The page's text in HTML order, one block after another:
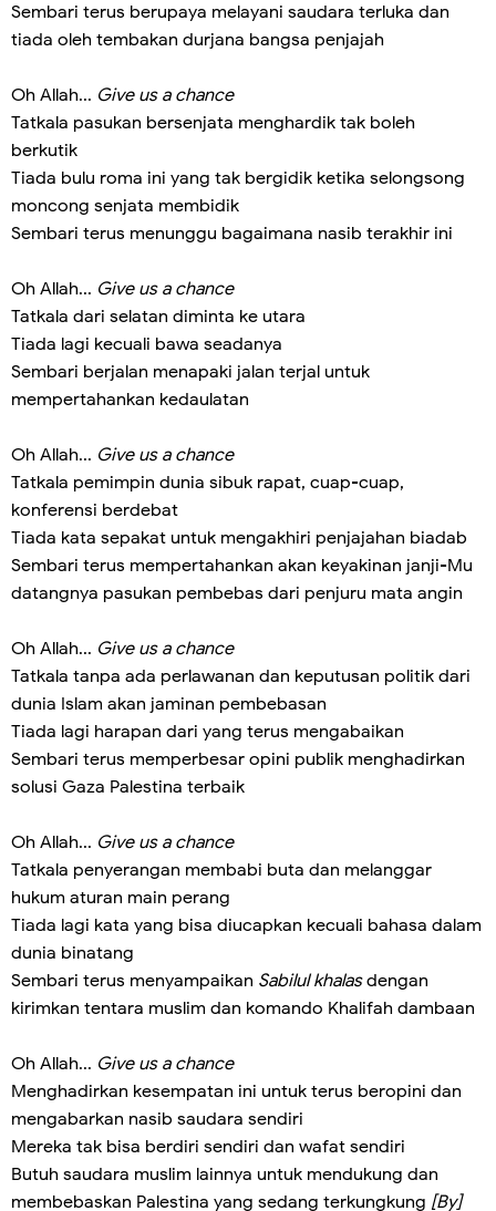
Sembari terus berupaya melayani saudara terluka dan
tiada oleh tembakan durjana bangsa penjajah
Oh Allah... Give us a chance
Tatkala pasukan bersenjata menghardik tak boleh
berkutik
Tiada bulu roma ini yang tak bergidik ketika selongsong
moncong senjata membidik
Sembari terus menunggu bagaimana nasib terakhir ini
Oh Allah... Give us a chance
Tatkala dari selatan diminta ke utara
Tiada lagi kecuali bawa seadanya
Sembari berjalan menapaki jalan terjal untuk
mempertahankan kedaulatan
Oh Allah... Give us a chance
Tatkala pemimpin dunia sibuk rapat, cuap-cuap,
konferensi berdebat
Tiada kata sepakat untuk mengakhiri penjajahan biadab
Sembari terus mempertahankan akan keyakinan janji-Mu
datangnya pasukan pembebas dari penjuru mata angin
Oh Allah... Give us a chance
Tatkala tanpa ada perlawanan dan keputusan politik dari
dunia Islam akan jaminan pembebasan
Tiada lagi harapan dari yang terus mengabaikan
Sembari terus memperbesar opini publik menghadirkan
solusi Gaza Palestina terbaik
Oh Allah... Give us a chance
Tatkala penyerangan membabi buta dan melanggar
hukum aturan main perang
Tiada lagi kata yang bisa diucapkan kecuali bahasa dalam
dunia binatang
Sembari terus menyampaikan Sabilul khalasdengan
kirimkan tentara muslim dan komando Khalifah dambaan
Oh Allah... Give us a chance
Menghadirkan kesempatan ini untuk terus beropini dan
mengabarkan nasib saudara sendiri
Mereka tak bisa berdiri sendiri dan wafat sendiri
Butuh saudara muslim lainnya untuk mendukung dan
membebaskan Palestina yang sedang terkungkung [By]